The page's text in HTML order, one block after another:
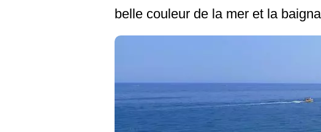
belle couleur de la mer et la